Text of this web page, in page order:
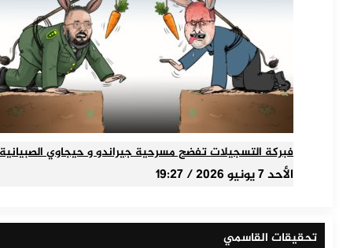
فبركة التسجيلات تفضح مسرحية جيراندو و حيجاوي الصبيانية
الأحد 7 يونيو 2026 / 19:27
تحقيقات القاسمي